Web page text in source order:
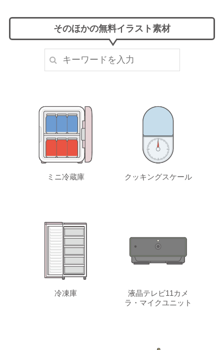
そのほかの無料イラスト素材
ミニ冷蔵庫 クッキングスケール
冷凍庫
液晶テレビ11カメ
ラ・マイクユニット